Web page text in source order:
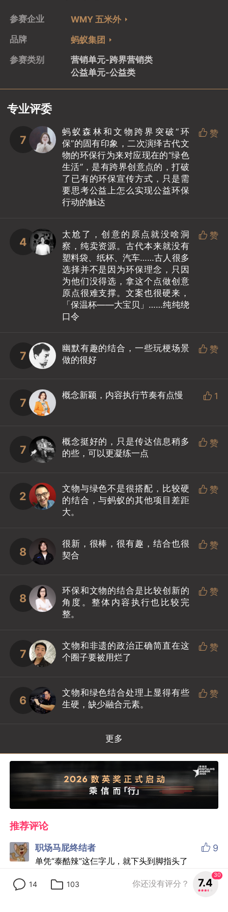
参赛企业
WMY 五米外
品牌
蚂蚁集团
参赛类别
营销单元-跨界营销类
公益单元-公益类
专业评委
7
蚂蚁森林和文物跨界突破“环
保”的固有印象，二次演绎古代文
物的环保行为来对应现在的“绿色
生活”，是有跨界创意点的，打破
了已有的环保宣传方式，只是需
要思考公益上怎么实现公益环保
行动的触达
 赞
4
太尬了，创意的原点就没啥洞
察，纯卖资源。古代本来就没有
塑料袋、纸杯、汽车……古人很多
选择并不是因为环保理念，只因
为他们没得选，拿这个点做创意
原点很难支撑。文案也很硬来，
「保温杯——大宝贝」……纯纯绕
口令
 赞
7
幽默有趣的结合，一些玩梗场景
做的很好
 赞
7
概念新颖，内容执行节奏有点慢  1
7
概念挺好的，只是传达信息稍多
的些，可以更凝练一点
 赞
2
文物与绿色不是很搭配，比较硬
的结合，与蚂蚁的其他项目差距
大。
 赞
8
很新，很棒，很有趣，结合也很
契合
 赞
8
环保和文物的结合是比较创新的
角度。整体内容执行也比较完
整。
 赞
7
文物和非遗的政治正确简直在这
个圈子要被用烂了
 赞
6
文物和绿色结合处理上显得有些
生硬，缺少融合元素。
 赞
更多
推荐评论
职场马屁终结者  9
单凭“泰酷辣”这仨字儿，就下头到脚指头了
14 103 你还没有评分？ 7.4
30